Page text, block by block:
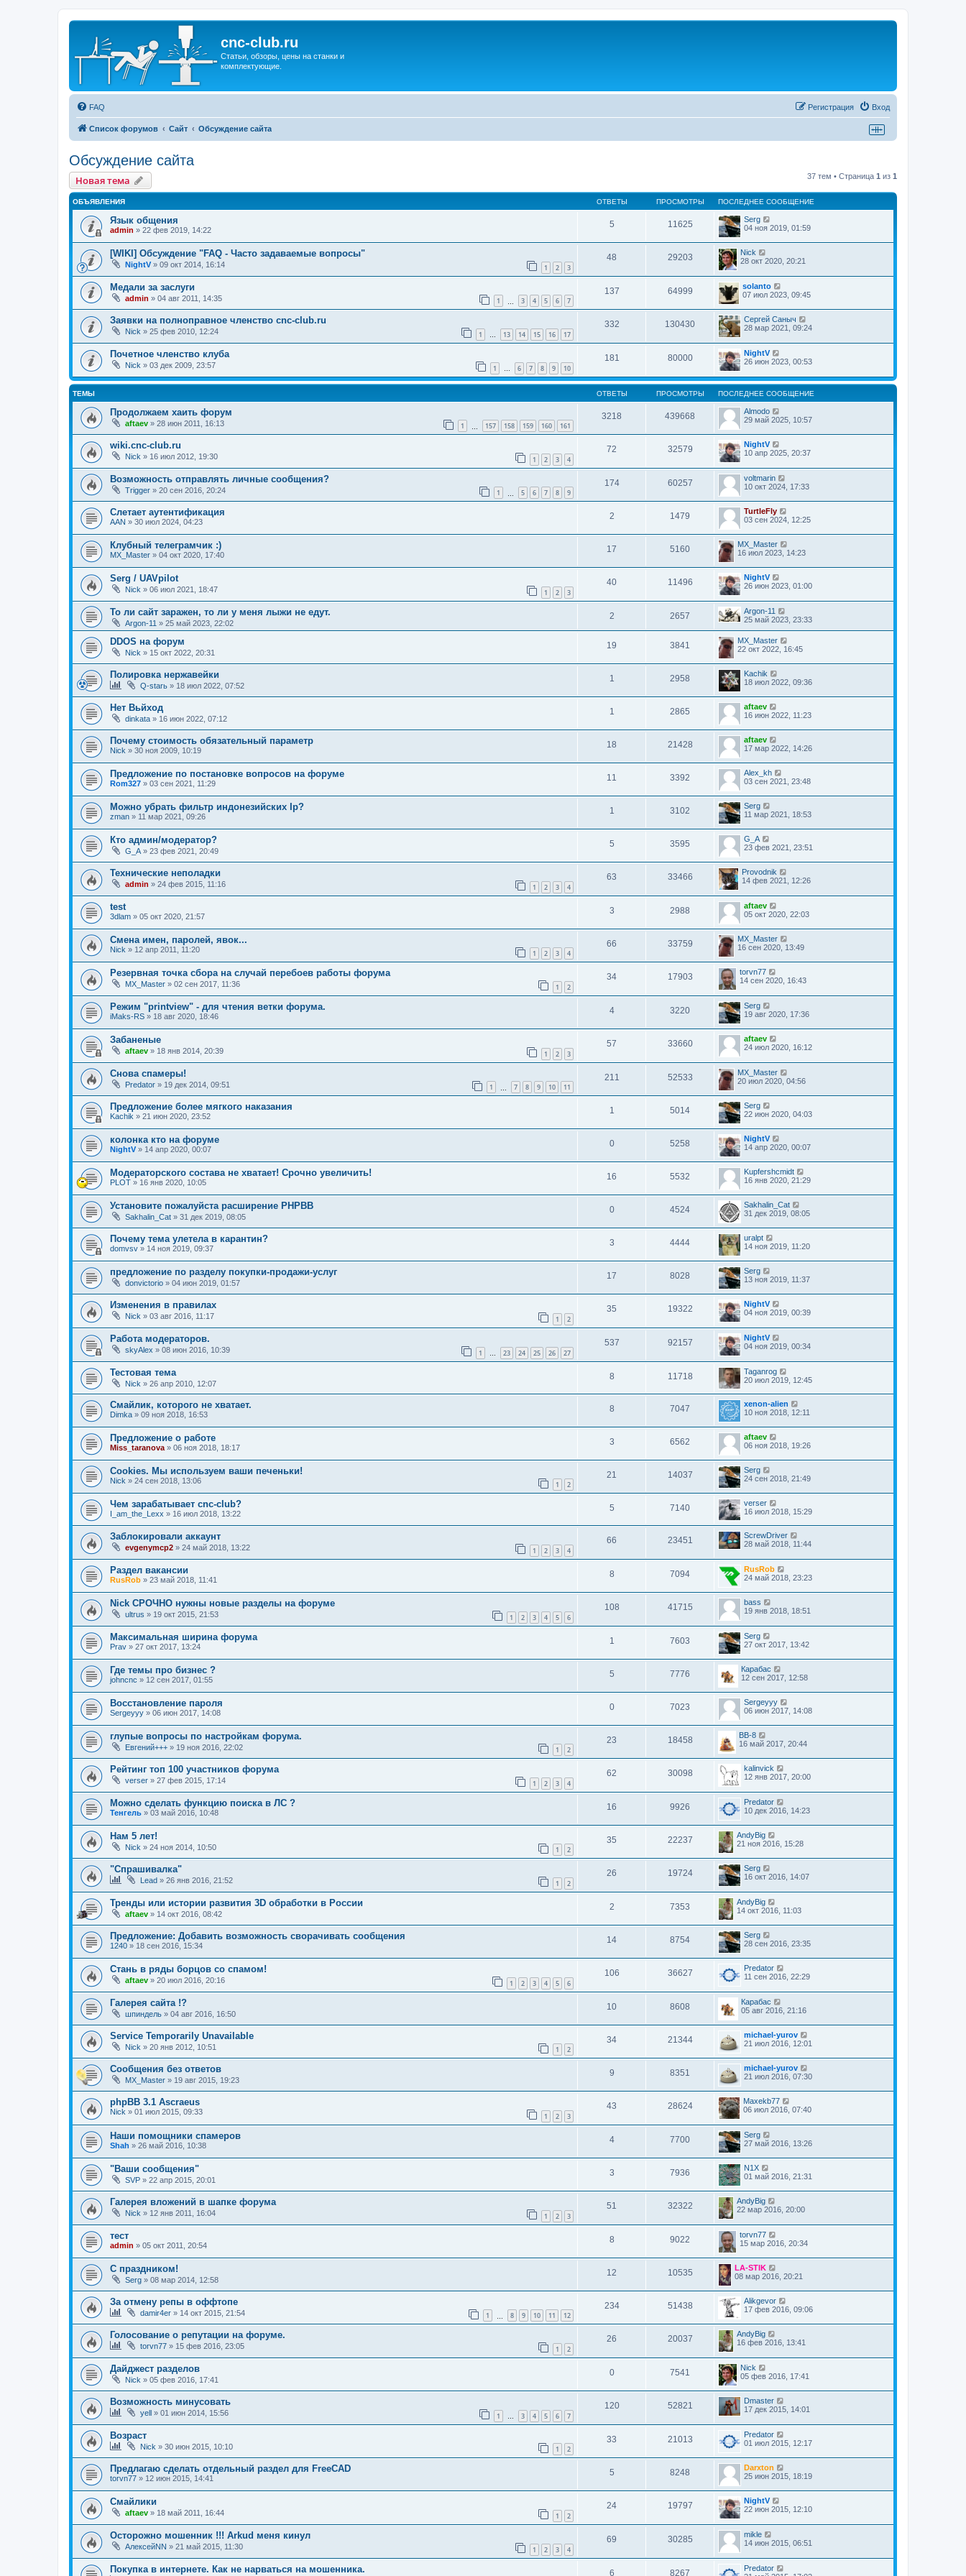
cnc-club.ru
Статьи, обзоры, цены на станки и
комплектующие.
FAQ Вход
Регистрация
Список форумов Сайт Обсуждение сайта
Обсуждение сайта
Новая тема 37 тем • Страница 1 из 1
ОБЪЯВЛЕНИЯ ОТВЕТЫ ПРОСМОТРЫ ПОСЛЕДНЕЕ СООБЩЕНИЕ
Язык общения
admin » 22 фев 2019, 14:22
5 11625
Serg
04 ноя 2019, 01:59
[WIKI] Обсуждение "FAQ - Часто задаваемые вопросы"
NightV » 09 окт 2014, 16:14 1 2 3
48 29203
Nick
28 окт 2020, 20:21
Медали за заслуги
admin » 04 авг 2011, 14:35 1 3 4 5 6 7
137 64999
solanto
07 июл 2023, 09:45
Заявки на полноправное членство cnc-club.ru
Nick » 25 фев 2010, 12:24 1 … 13 14 15 16 17
332 130430
Сергей Саныч
28 мар 2021, 09:24
Почетное членство клуба
Nick » 03 дек 2009, 23:57 1 … 6 7 8 9 10
181 80000
NightV
26 июн 2023, 00:53
ТЕМЫ ОТВЕТЫ ПРОСМОТРЫ ПОСЛЕДНЕЕ СООБЩЕНИЕ
Продолжаем хаить форум
aftaev » 28 июн 2011, 16:13 1 157 158 159 160 161
3218 439668
Almodo
29 май 2025, 10:57
wiki.cnc-club.ru
Nick » 16 июл 2012, 19:30 1 2 3 4
72 32579
NightV
10 апр 2025, 20:37
Возможность отправлять личные сообщения?
Trigger » 20 сен 2016, 20:24 1 5 6 7 8 9
174 60257
voltmarin
10 окт 2024, 17:33
Слетает аутентификация
AAN » 30 июл 2024, 04:23
2 1479
TurtleFly
03 сен 2024, 12:25
Клубный телеграмчик :)
MX_Master » 04 окт 2020, 17:40
17 5160
MX_Master
16 июл 2023, 14:23
Serg / UAVpilot
Nick » 06 июл 2021, 18:47 1 2 3
40 11496
NightV
26 июн 2023, 01:00
То ли сайт заражен, то ли у меня лыжи не едут.
Argon-11 » 25 май 2023, 22:02
2 2657
Argon-11
25 май 2023, 23:33
DDOS на форум
Nick » 15 окт 2022, 20:31
19 3841
MX_Master
22 окт 2022, 16:45
Полировка нержавейки
Q-starь » 18 июл 2022, 07:52
1 2958
Kachik
18 июл 2022, 09:36
Нет Вьйход
dinkata » 16 июн 2022, 07:12
1 2865
aftaev
16 июн 2022, 11:23
Почему стоимость обязательный параметр
Nick » 30 ноя 2009, 10:19
18 21428
aftaev
17 мар 2022, 14:26
Предложение по постановке вопросов на форуме
Rom327 » 03 сен 2021, 11:29
11 3392
Alex_kh
03 сен 2021, 23:48
Можно убрать фильтр индонезийских Ip?
zman » 11 мар 2021, 09:26
1 3102
Serg
11 мар 2021, 18:53
Кто админ/модератор?
G_A » 23 фев 2021, 20:49
5 3595
G_A
23 фев 2021, 23:51
Технические неполадки
admin » 24 фев 2015, 11:16 1 2 3 4
63 33466
Provodnik
14 фев 2021, 12:26
test
3dlam » 05 окт 2020, 21:57
3 2988
aftaev
05 окт 2020, 22:03
Смена имен, паролей, явок...
Nick » 12 апр 2011, 11:20 1 2 3 4
66 33759
MX_Master
16 сен 2020, 13:49
Резервная точка сбора на случай перебоев работы форума
MX_Master » 02 сен 2017, 11:36 1 2
34 17903
torvn77
14 сен 2020, 16:43
Режим "printview" - для чтения ветки форума.
iMaks-RS » 18 авг 2020, 18:46
4 3220
Serg
19 авг 2020, 17:36
Забаненые
aftaev » 18 янв 2014, 20:39 1 2 3
57 33660
aftaev
24 июл 2020, 16:12
Снова спамеры!
Predator » 19 дек 2014, 09:51 1 7 8 9 10 11
211 52533
MX_Master
20 июл 2020, 04:56
Предложение более мягкого наказания
Kachik » 21 июн 2020, 23:52
1 5014
Serg
22 июн 2020, 04:03
колонка кто на форуме
NightV » 14 апр 2020, 00:07
0 5258
NightV
14 апр 2020, 00:07
Модераторского состава не хватает! Срочно увеличить!
PLOT » 16 янв 2020, 10:05
16 5532
Kupfershcmidt
16 янв 2020, 21:29
Установите пожалуйста расширение PHPBB
Sakhalin_Cat » 31 дек 2019, 08:05
0 4524
Sakhalin_Cat
31 дек 2019, 08:05
Почему тема улетела в карантин?
domvsv » 14 ноя 2019, 09:37
3 4444
uralpt
14 ноя 2019, 11:20
предложение по разделу покупки-продажи-услуг
donvictorio » 04 июн 2019, 01:57
17 8028
Serg
13 ноя 2019, 11:37
Изменения в правилах
Nick » 03 авг 2016, 11:17 1 2
35 19322
NightV
04 ноя 2019, 00:39
Работа модераторов.
skyAlex » 08 июн 2016, 10:39 1 … 23 24 25 26 27
537 92157
NightV
04 ноя 2019, 00:34
Тестовая тема
Nick » 26 апр 2010, 12:07
8 11718
Taganrog
20 июл 2019, 12:45
Смайлик, которого не хватает.
Dimka » 09 ноя 2018, 16:53
8 7047
xenon-alien
10 ноя 2018, 12:11
Предложение о работе
Miss_taranova » 06 ноя 2018, 18:17
3 6562
aftaev
06 ноя 2018, 19:26
Cookies. Мы используем ваши печеньки!
Nick » 24 сен 2018, 13:06 1 2
21 14037
Serg
24 сен 2018, 21:49
Чем зарабатывает cnc-club?
I_am_the_Lexx » 16 июл 2018, 13:22
5 7140
verser
16 июл 2018, 15:29
Заблокировали аккаунт
evgenymcp2 » 24 май 2018, 13:22 1 2 3 4
66 23451
ScrewDriver
28 май 2018, 11:44
Раздел вакансии
RusRob » 23 май 2018, 11:41
8 7094
RusRob
24 май 2018, 23:23
Nick СРОЧНО нужны новые разделы на форуме
ultrus » 19 окт 2015, 21:53 1 2 3 4 5 6
108 41715
bass
19 янв 2018, 18:51
Максимальная ширина форума
Prav » 27 окт 2017, 13:24
1 7603
Serg
27 окт 2017, 13:42
Где темы про бизнес ?
johncnc » 12 сен 2017, 01:55
5 7776
Карабас
12 сен 2017, 12:58
Восстановление пароля
Sergeyyy » 06 июн 2017, 14:08
0 7023
Sergeyyy
06 июн 2017, 14:08
глупые вопросы по настройкам форума.
Евгений+++ » 19 ноя 2016, 22:02 1 2
23 18458
BB-8
16 май 2017, 20:44
Рейтинг топ 100 участников форума
verser » 27 фев 2015, 17:14 1 2 3 4
62 30098
kalinvick
12 янв 2017, 20:00
Можно сделать функцию поиска в ЛС ?
Тенгель » 03 май 2016, 10:48
16 9926
Predator
10 дек 2016, 14:23
Нам 5 лет!
Nick » 24 ноя 2014, 10:50 1 2
35 22237
AndyBig
21 ноя 2016, 15:28
"Спрашивалка"
Lead » 26 янв 2016, 21:52 1 2
26 19724
Serg
16 окт 2016, 14:07
Тренды или истории развития 3D обработки в России
aftaev » 14 окт 2016, 08:42
2 7353
AndyBig
14 окт 2016, 11:03
Предложение: Добавить возможность сворачивать сообщения
1240 » 18 сен 2016, 15:34
14 8754
Serg
28 сен 2016, 23:35
Стань в ряды борцов со спамом!
aftaev » 20 июл 2016, 20:16 1 2 3 4 5 6
106 36627
Predator
11 сен 2016, 22:29
Галерея сайта !?
шпиндель » 04 авг 2016, 16:50
10 8608
Карабас
05 авг 2016, 21:16
Service Temporarily Unavailable
Nick » 20 янв 2012, 10:51 1 2
34 21344
michael-yurov
21 июл 2016, 12:01
Сообщения без ответов
MX_Master » 19 авг 2015, 19:23
9 8351
michael-yurov
21 июл 2016, 07:30
phpBB 3.1 Ascraeus
Nick » 01 июл 2015, 09:33 1 2 3
43 28624
Maxekb77
06 июл 2016, 07:40
Наши помощники спамеров
Shah » 26 май 2016, 10:38
4 7700
Serg
27 май 2016, 13:26
"Ваши сообщения"
SVP » 22 апр 2015, 20:01
3 7936
N1X
01 май 2016, 21:31
Галерея вложений в шапке форума
Nick » 12 янв 2011, 16:04 1 2 3
51 32322
AndyBig
22 мар 2016, 20:00
тест
admin » 05 окт 2011, 20:54
8 9022
torvn77
15 мар 2016, 20:34
С праздником!
Serg » 08 мар 2014, 12:58
12 10535
LA-STIK
08 мар 2016, 20:21
За отмену репы в оффтопе
damir4er » 14 окт 2015, 21:54 1 8 9 10 11 12
234 51438
Alikgevor
17 фев 2016, 09:06
Голосование о репутации на форуме.
torvn77 » 15 фев 2016, 23:05 1 2
26 20037
AndyBig
16 фев 2016, 13:41
Дайджест разделов
Nick » 05 фев 2016, 17:41
0 7541
Nick
05 фев 2016, 17:41
Возможность минусовать
yell » 01 июн 2014, 15:56 1 … 3 4 5 6 7
120 52821
Dmaster
17 дек 2015, 14:01
Возраст
Nick » 30 июн 2015, 10:10 1 2
33 21013
Predator
01 июл 2015, 12:17
Предлагаю сделать отдельный раздел для FreeCAD
torvn77 » 12 июн 2015, 14:41
5 8248
Darxton
25 июн 2015, 18:19
Смайлики
aftaev » 18 май 2011, 16:44 1 2
24 19797
NightV
22 июн 2015, 12:10
Осторожно мошенник !!! Arkud меня кинул
АлексейNN » 21 май 2015, 11:30 1 2 3 4
69 30285
mikle
14 июн 2015, 06:51
Покупка в интернете. Как не нарваться на мошенника. 6 8267
Predator